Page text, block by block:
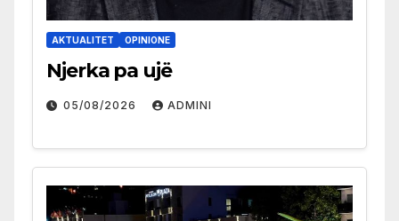
AKTUALITET OPINIONE
Njerka pa ujë
05/08/2026 ADMINI